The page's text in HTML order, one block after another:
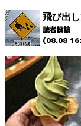
飛び出し
読者投稿
(08.08